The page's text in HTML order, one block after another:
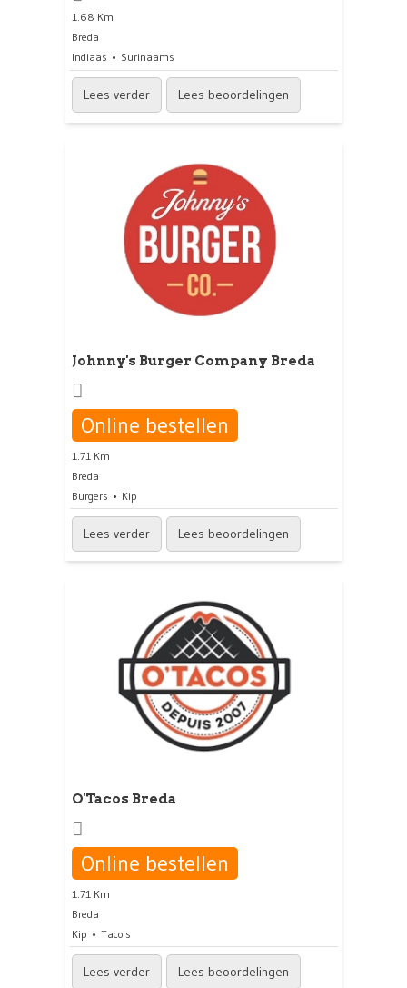
1.68 Km
Breda
Indiaas
Surinaams
Lees verder Lees beoordelingen
Johnny's Burger Company Breda
Online bestellen
1.71 Km
Breda
Burgers
Kip
Lees verder Lees beoordelingen
O'Tacos Breda
Online bestellen
1.71 Km
Breda
Kip
Taco's
Lees verder Lees beoordelingen